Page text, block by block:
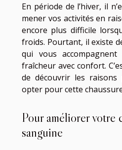
En période de l’hiver, il
mener vos activités en
encore plus difficile
froids. Pourtant, il existe
qui vous
fraîcheur avec confort.
de découvrir les
opter pour cette
Pour améliorer votre
sanguine